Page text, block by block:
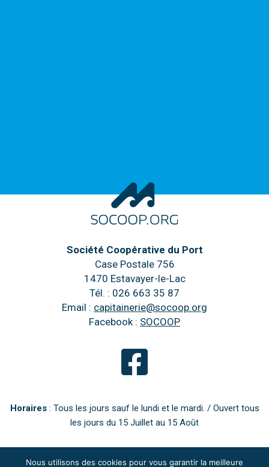
Société Coopérative du Port
Case Postale 756
1470 Estavayer-le-Lac
Tél. : 026 663 35 87
Email : capitainerie@socoop.org
Facebook : SOCOOP
Horaires: Tous les jours sauf le lundi et le mardi. / Ouvert tous
les jours du 15 Juillet au 15 Août
Nous utilisons des cookies pour vous garantir la meilleure